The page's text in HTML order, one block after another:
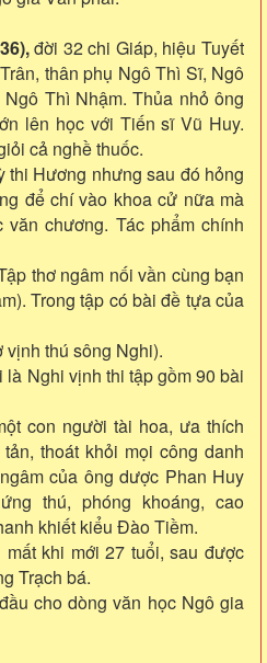
đời 32 chi Giáp, hiệu Tuyết
thân phụ Ngô Thì Sĩ, Ngô
Thì Nhậm. Thủa nhỏ ông
lên học với Tiến sĩ Vũ Huy.
cả nghề thuốc.
thi Hương nhưng sau đó hỏng
để chí vào khoa cử nữa mà
chương. Tác phẩm chính
thơ ngâm nối vần cùng bạn
Trong tập có bài đề tựa của
vịnh thú sông Nghi).
là Nghi vịnh thi tập gồm 90 bài
con người tài hoa, ưa thích
thoát khỏi mọi công danh
của ông dược Phan Huy
thú, phóng khoáng, cao
khiết kiểu Đào Tiềm.
khi mới 27 tuổi, sau được
Trạch bá.
cho dòng văn học Ngô gia